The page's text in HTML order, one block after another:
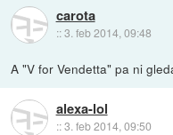
carota
::3. feb 2014, 09:48
A "V for Vendetta" pa ni
alexa-lol
::3. feb 2014, 09:50